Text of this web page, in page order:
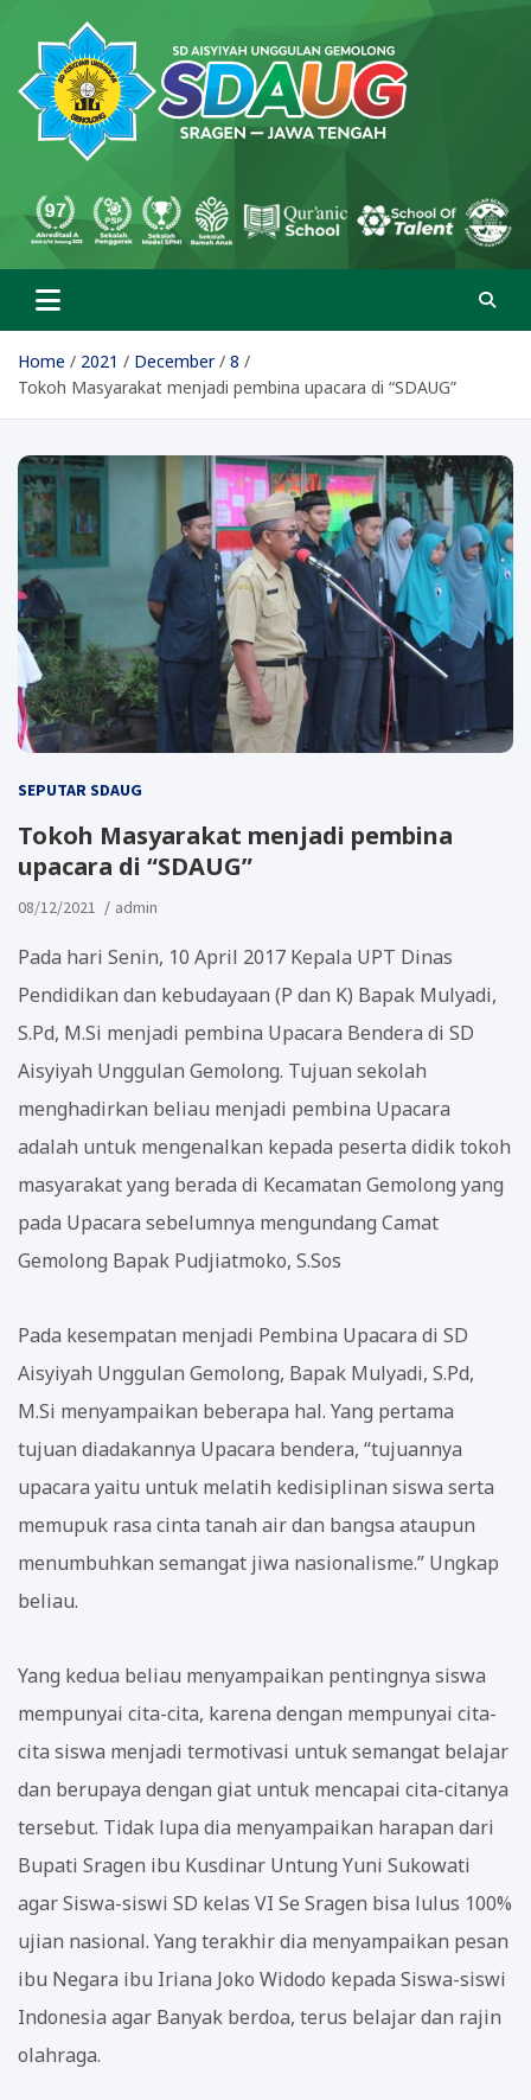
content
SD Aisyiyah Unggulan
Gemolong
Home 2021 December
8
Tokoh Masyarakat menjadi pembina upacara di “SDAUG”
SEPUTAR SDAUG
Tokoh Masyarakat menjadi pembina
upacara di “SDAUG”
08/12/2021 admin
Pada hari Senin, 10 April 2017 Kepala UPT Dinas
Pendidikan dan kebudayaan (P dan K) Bapak Mulyadi,
S.Pd, M.Si menjadi pembina Upacara Bendera di SD
Aisyiyah Unggulan Gemolong. Tujuan sekolah
menghadirkan beliau menjadi pembina Upacara
adalah untuk mengenalkan kepada peserta didik tokoh
masyarakat yang berada di Kecamatan Gemolong yang
pada Upacara sebelumnya mengundang Camat
Gemolong Bapak Pudjiatmoko, S.Sos
Pada kesempatan menjadi Pembina Upacara di SD
Aisyiyah Unggulan Gemolong, Bapak Mulyadi, S.Pd,
M.Si menyampaikan beberapa hal. Yang pertama
tujuan diadakannya Upacara bendera, “tujuannya
upacara yaitu untuk melatih kedisiplinan siswa serta
memupuk rasa cinta tanah air dan bangsa ataupun
menumbuhkan semangat jiwa nasionalisme.” Ungkap
beliau.
Yang kedua beliau menyampaikan pentingnya siswa
mempunyai cita-cita, karena dengan mempunyai cita-
cita siswa menjadi termotivasi untuk semangat belajar
dan berupaya dengan giat untuk mencapai cita-citanya
tersebut. Tidak lupa dia menyampaikan harapan dari
Bupati Sragen ibu Kusdinar Untung Yuni Sukowati
agar Siswa-siswi SD kelas VI Se Sragen bisa lulus 100%
ujian nasional. Yang terakhir dia menyampaikan pesan
ibu Negara ibu Iriana Joko Widodo kepada Siswa-siswi
Indonesia agar Banyak berdoa, terus belajar dan rajin
olahraga.